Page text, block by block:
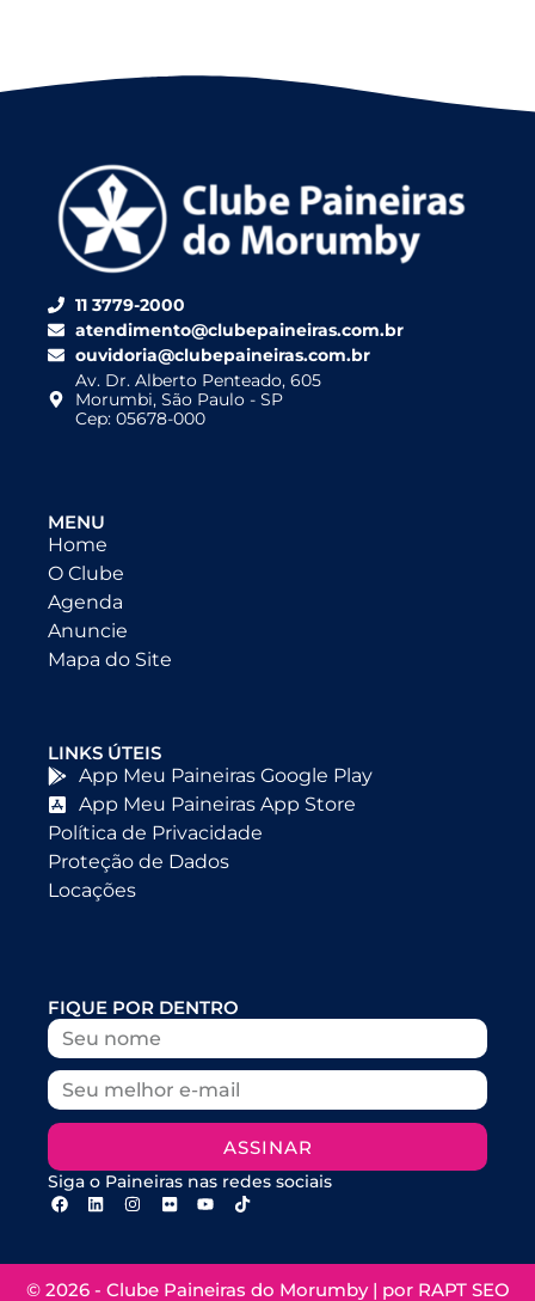
11 3779-2000
atendimento@clubepaineiras.com.br
ouvidoria@clubepaineiras.com.br
Av. Dr. Alberto Penteado, 605
Morumbi, São Paulo - SP
Cep: 05678-000
MENU
Home
O Clube
Agenda
Anuncie
Mapa do Site
LINKS ÚTEIS
App Meu Paineiras Google Play
App Meu Paineiras App Store
Política de Privacidade
Proteção de Dados
Locações
FIQUE POR DENTRO
ASSINAR
Siga o Paineiras nas redes sociais
© 2026 - Clube Paineiras do Morumby | por RAPT SEO